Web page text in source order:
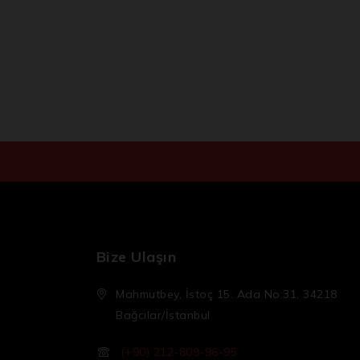
Bize Ulaşın
Mahmutbey, İstoç 15. Ada No:31, 34218
Bağcılar/İstanbul
(+90) 212-809-96-95